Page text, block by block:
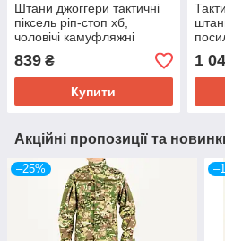
Штани джоггери тактичні
піксель ріп-стоп хб,
чоловічі камуфляжні
штани джоггери
839 ₴
Купити
1
Акційні пропозиції та
–25%